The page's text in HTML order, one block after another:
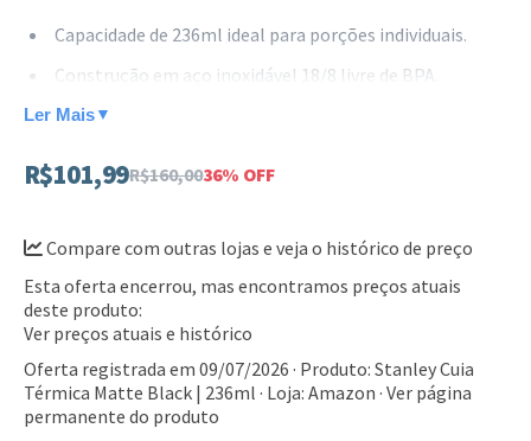
Capacidade de 236ml ideal para porções individuais.
Construção em aço inoxidável 18/8 livre de BPA.
Parede dupla com isolamento a vácuo para manter a
Design ergonômico e acabamento resistente na cor
Ideal para quem valoriza tradição com tecnologia térmica
moderna. Garanta a sua cuia Stanley e eleve o nível do seu
momento de mate.
Ler Mais ▼
R$101,99R$160,0036% OFF
Compare com outras lojas e veja o histórico de preço
Esta oferta encerrou, mas encontramos preços atuais
deste produto:
Ver preços atuais e histórico
Oferta registrada em 09/07/2026 · Produto: Stanley Cuia
Térmica Matte Black | 236ml · Loja: Amazon · Ver página
permanente do produto